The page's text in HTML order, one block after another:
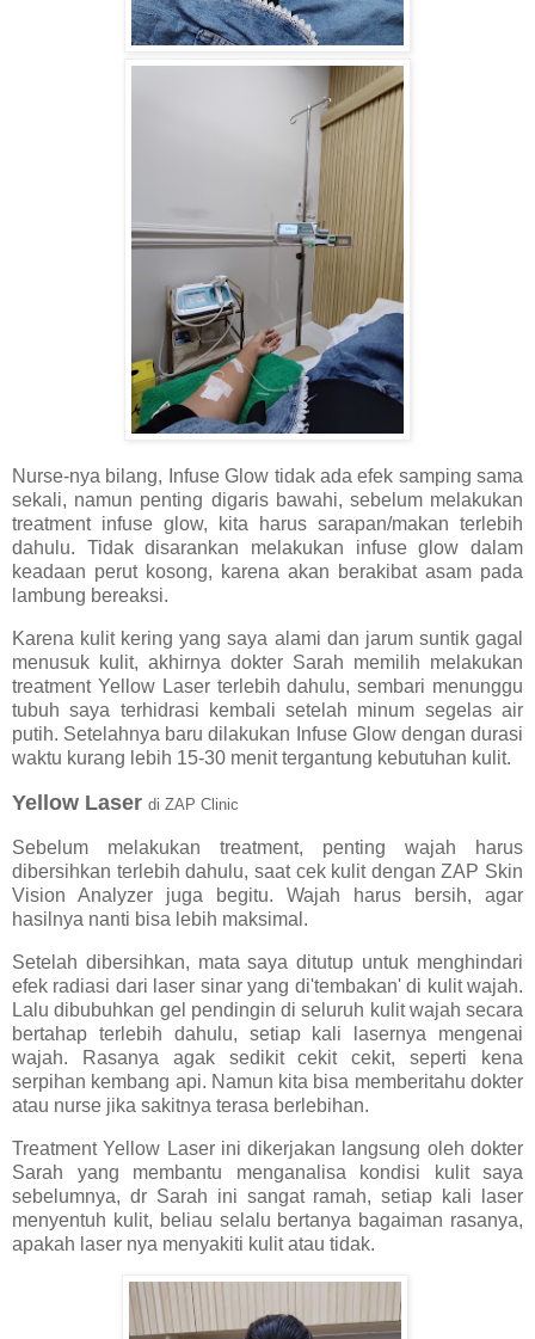
Nurse-nya bilang, Infuse Glow tidak ada efek samping sama
sekali, namun penting digaris bawahi, sebelum melakukan
treatment infuse glow, kita harus sarapan/makan terlebih
dahulu. Tidak disarankan melakukan infuse glow dalam
keadaan perut kosong, karena akan berakibat asam pada
lambung bereaksi.
Karena kulit kering yang saya alami dan jarum suntik gagal
menusuk kulit, akhirnya dokter Sarah memilih melakukan
treatment Yellow Laser terlebih dahulu, sembari menunggu
tubuh saya terhidrasi kembali setelah minum segelas air
putih. Setelahnya baru dilakukan Infuse Glow dengan durasi
waktu kurang lebih 15-30 menit tergantung kebutuhan kulit.
Yellow Laser di ZAP Clinic
Sebelum melakukan treatment, penting wajah harus
dibersihkan terlebih dahulu, saat cek kulit dengan ZAP Skin
Vision Analyzer juga begitu. Wajah harus bersih, agar
hasilnya nanti bisa lebih maksimal.
Setelah dibersihkan, mata saya ditutup untuk menghindari
efek radiasi dari laser sinar yang di'tembakan' di kulit wajah.
Lalu dibubuhkan gel pendingin di seluruh kulit wajah secara
bertahap terlebih dahulu, setiap kali lasernya mengenai
wajah. Rasanya agak sedikit cekit cekit, seperti kena
serpihan kembang api. Namun kita bisa memberitahu dokter
atau nurse jika sakitnya terasa berlebihan.
Treatment Yellow Laser ini dikerjakan langsung oleh dokter
Sarah yang membantu menganalisa kondisi kulit saya
sebelumnya, dr Sarah ini sangat ramah, setiap kali laser
menyentuh kulit, beliau selalu bertanya bagaiman rasanya,
apakah laser nya menyakiti kulit atau tidak.